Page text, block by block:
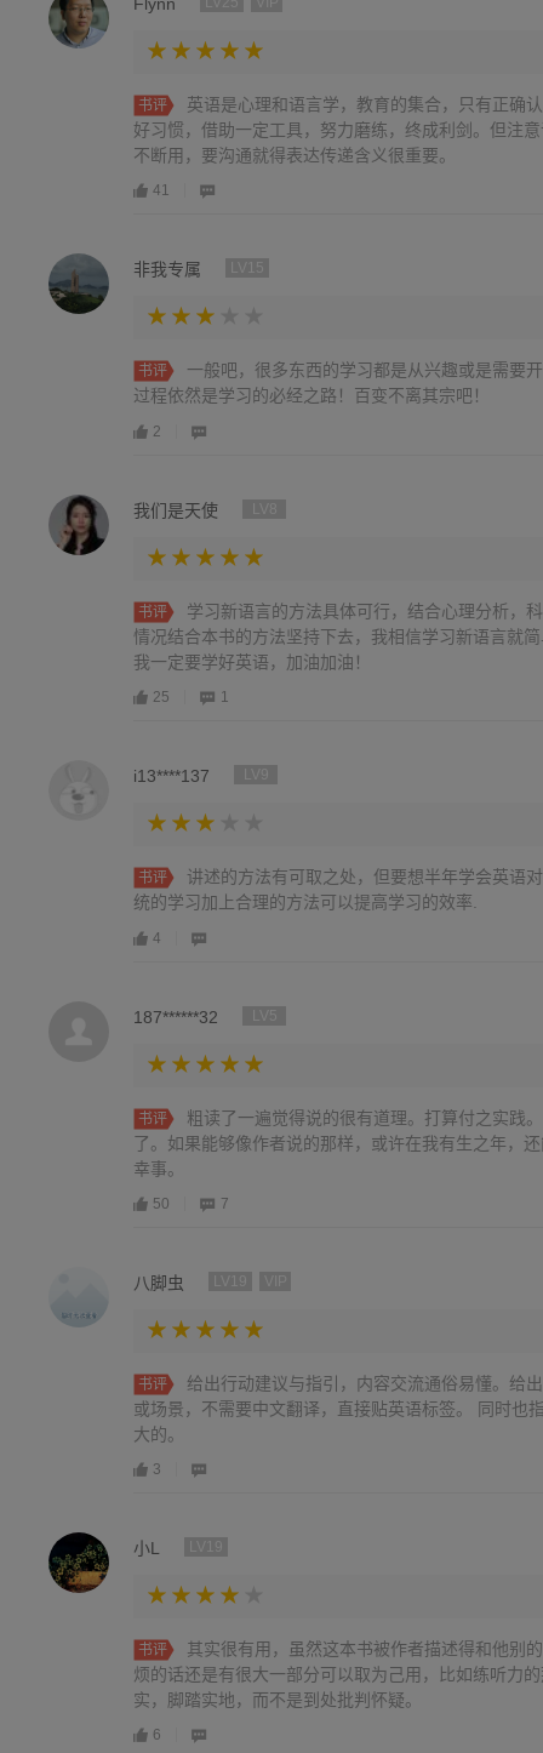
书评
英语是心理和语言学，教育的集合，只有正确
好习惯，借助一定工具，努力磨练，终成利剑。但注
不断用，要沟通就得表达传递含义很重要。
41
非我专属
书评
一般吧，很多东西的学习都是从兴趣或是需要
过程依然是学习的必经之路！百变不离其宗吧！
2
我们是天使
书评
学习新语言的方法具体可行，结合心理分析，
情况结合本书的方法坚持下去，我相信学习新语言就
我一定要学好英语，加油加油！
25 1
i13****137
书评
讲述的方法有可取之处，但要想半年学会英语
统的学习加上合理的方法可以提高学习的效率.
4
187******32
书评
粗读了一遍觉得说的很有道理。打算付之实践
了。如果能够像作者说的那样，或许在我有生之年，
幸事。
50 7
八脚虫
书评
给出行动建议与指引，内容交流通俗易懂。给
或场景，不需要中文翻译，直接贴英语标签。 同时也
大的。
3
小L
书评
其实很有用，虽然这本书被作者描述得和他别
烦的话还是有很大一部分可以取为己用，比如练听力
实，脚踏实地，而不是到处批判怀疑。
6